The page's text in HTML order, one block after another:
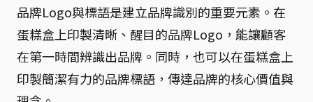
品牌Logo與標語是建立品牌識別的重要元素。在
蛋糕盒上印製清晰、醒目的品牌Logo，能讓顧客
在第一時間辨識出品牌。同時，也可以在蛋糕盒上
印製簡潔有力的品牌標語，傳達品牌的核心價值與